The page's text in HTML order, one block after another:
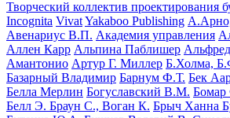
Творческий коллектив проектирования
Incognita VivatYakaboo Publishing
Авенариус В.П. Академия управления
Аллен Карр Альпина Паблишер
Амантонио Артур Г. Миллер Б.Холма,
Базарный Владимир Барнум Ф.Т. Бек
Белла Мерлин Богуславский В.М.
Белл Э. Браун С., Воган К. Брыч Ханна